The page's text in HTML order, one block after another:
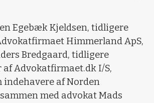
Egebæk Kjeldsen, tidligere
Himmerland ApS,
Bredgaard, tidligere
Advokatfirmaet.dk I/S,
af Norden
med advokat Mads